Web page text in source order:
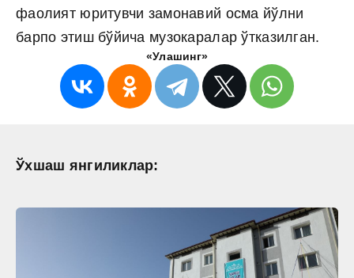
фаолият юритувчи замонавий осма йўлни
барпо этиш бўйича музокаралар ўтказилган.
«Улашинг»
Ўхшаш янгиликлар: